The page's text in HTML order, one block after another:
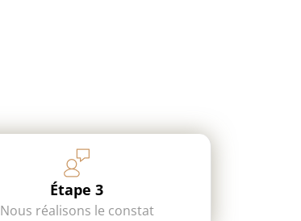
Étape 3
Nous réalisons le constat